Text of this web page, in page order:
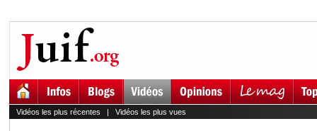
Vidéos les plus récentes | Vidéos les plus vues